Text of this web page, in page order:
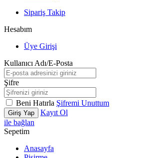
Sipariş Takip
Hesabım
Üye Girişi
Kullanıcı Adı/E-Posta
Şifre
Beni Hatırla Şifremi Unuttum
Giriş Yap
Kayıt Ol
ile bağlan
Sepetim
Anasayfa